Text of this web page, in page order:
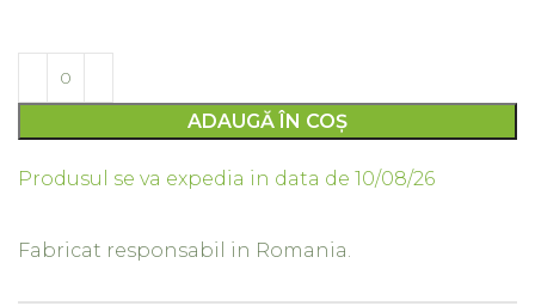
ADAUGĂ ÎN COȘ
Produsul se va expedia in data de 10/08/26
Fabricat responsabil in Romania.